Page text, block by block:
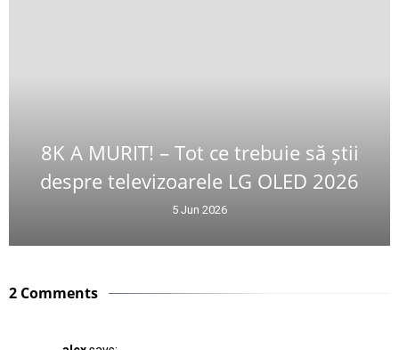
8K A MURIT! – Tot ce trebuie să știi
despre televizoarele LG OLED 2026
5 Jun 2026
2 Comments